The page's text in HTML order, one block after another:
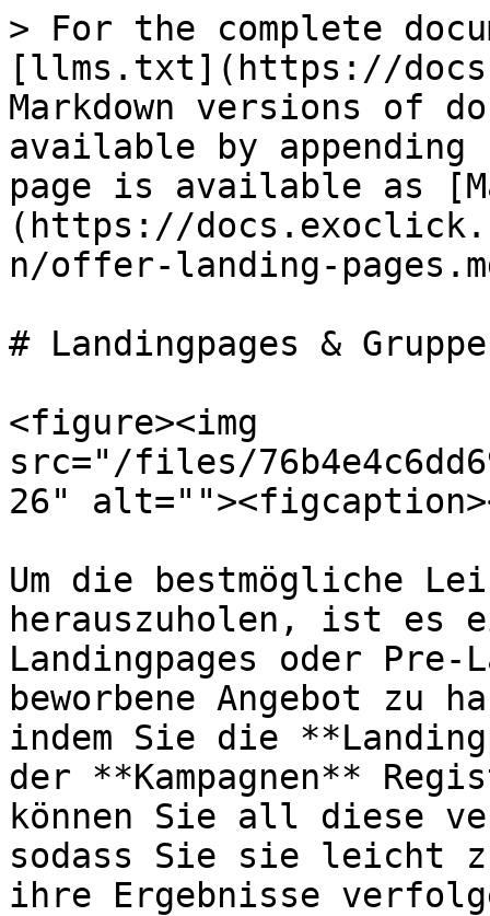
> For the complete
[llms.txt](https://
Markdown versions of
available by
page is available as
(https://
n/offer-landing-
# Landingpages &
<figure><img
src="/files/
26"
Um die bestmögliche
herauszuholen, ist es
Landingpages oder
beworbene Angebot zu
indem Sie die
der **Kampagnen**
können Sie all diese
sodass Sie sie leicht zu
ihre Ergebnisse